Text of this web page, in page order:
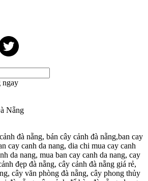
ngay
Nẵng
đà nẵng, bán cây cảnh đà nẵng,ban cay
cay canh da nang, dia chi mua cay canh
da nang, mua ban cay canh da nang, cay
đẹp đà nẵng, cây cảnh đà nẵng giá rẻ,
cây văn phòng đà nẵng, cây phong thủy